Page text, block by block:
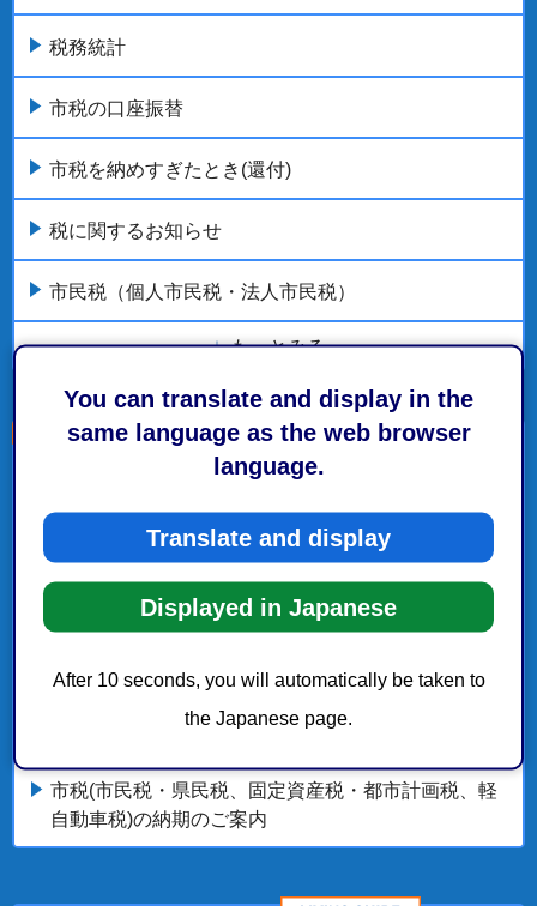
You can translate and display in the
same language as the web browser
language.
Translate and display
Displayed in Japanese
After 10 seconds, you will automatically be taken to
the Japanese page.
税務統計
市税の口座振替
市税を納めすぎたとき(還付)
税に関するお知らせ
市民税（個人市民税・法人市民税）
もっとみる
こちらの記事も読まれています。
市税の納付方法・延滞金ほか
固定資産税・都市計画税
市税(市民税・県民税、固定資産税・都市計画税、軽
自動車税)の納期のご案内